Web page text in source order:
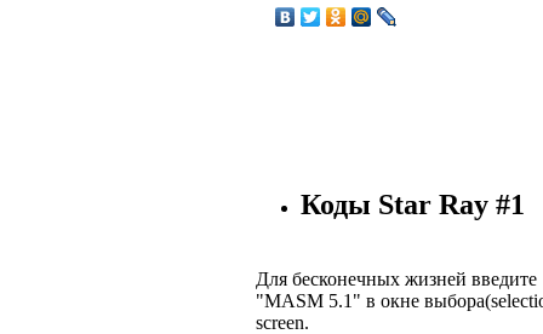
Коды Star Ray #1
Для бесконечных жизней введите
"MASM 5.1" в окне
screen.